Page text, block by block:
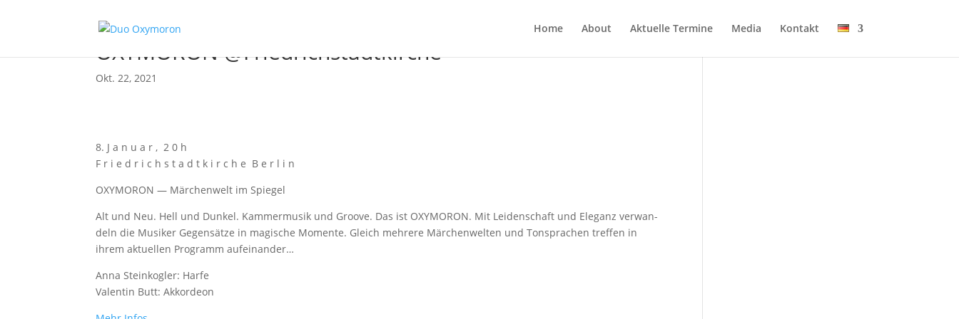
Home About Aktu­el­le Termine Media Kon­takt
OXYMORON @Friedrichstadtkirche
Okt. 22, 2021
8. J a n u a r , 2 0 h
F r i e d r i c h s t a d t k i r c h e B e r l i n
OXYMORON — Mär­chen­welt im Spiegel
Alt und Neu. Hell und Dun­kel. Kam­mer­mu­sik und Groo­ve. Das ist OXYMORON. Mit Lei­den­schaft und Ele­ganz ver­wan­
deln die Musi­ker Gegen­sät­ze in magi­sche Momen­te. Gleich meh­re­re Mär­chen­wel­ten und Ton­spra­chen tref­fen in
ihrem aktu­el­len Pro­gramm aufeinander…
Anna Stein­kog­ler: Harfe
Valen­tin Butt: Akkordeon